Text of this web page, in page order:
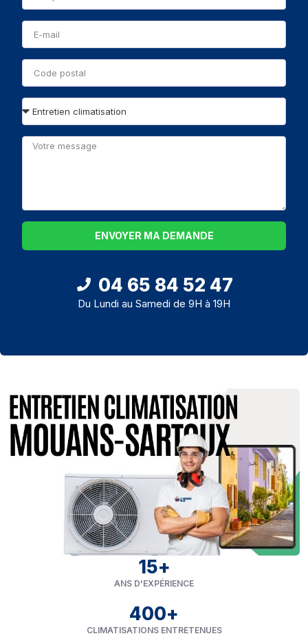
ANS D'EXPÉRIENCE
15+
CLIMATISATIONS ENTRETENUES
400+
ENVOYER MA DEMANDE
04 65 84 52 47
Du Lundi au Samedi de 9H à 19H